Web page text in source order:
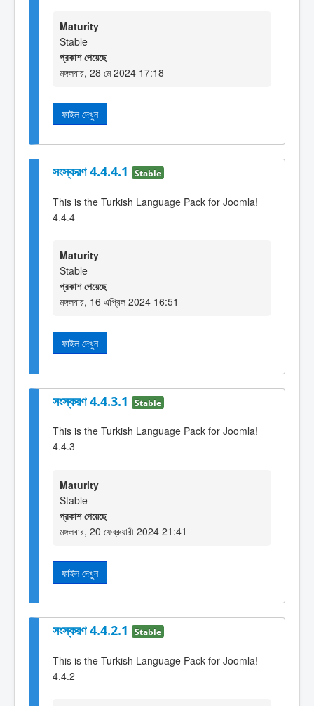
Maturity
Stable
প্রকাশ পেয়েছে
মঙ্গলবার, 28 মে 2024 17:18
ফাইল দেখুন
সংস্করণ 4.4.4.1 Stable
This is the Turkish Language Pack for Joomla!
4.4.4
Maturity
Stable
প্রকাশ পেয়েছে
মঙ্গলবার, 16 এপ্রিল 2024 16:51
ফাইল দেখুন
সংস্করণ 4.4.3.1 Stable
This is the Turkish Language Pack for Joomla!
4.4.3
Maturity
Stable
প্রকাশ পেয়েছে
মঙ্গলবার, 20 ফেব্রুয়ারী 2024 21:41
ফাইল দেখুন
সংস্করণ 4.4.2.1 Stable
This is the Turkish Language Pack for Joomla!
4.4.2